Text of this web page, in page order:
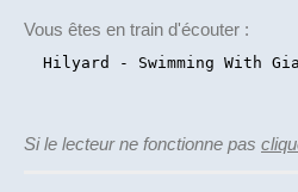
Vous êtes en train d'écouter :
Si le lecteur ne fonctionne pas